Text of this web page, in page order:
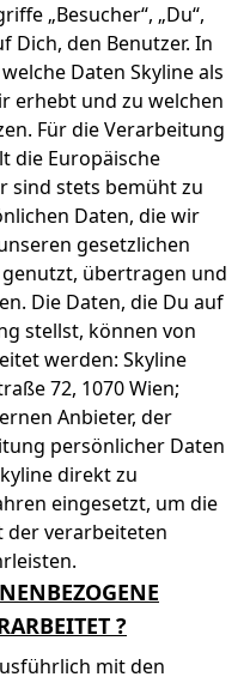
„Besucher“, „Du“,
Dich, den Benutzer. In
Daten Skyline als
erhebt und zu welchen
Für die Verarbeitung
die Europäische
sind stets bemüht zu
Daten, die wir
gesetzlichen
übertragen und
Die Daten, die Du auf
stellst, können von
werden: Skyline
72, 1070 Wien;
Anbieter, der
persönlicher Daten
direkt zu
eingesetzt, um die
der verarbeiteten
?
mit den